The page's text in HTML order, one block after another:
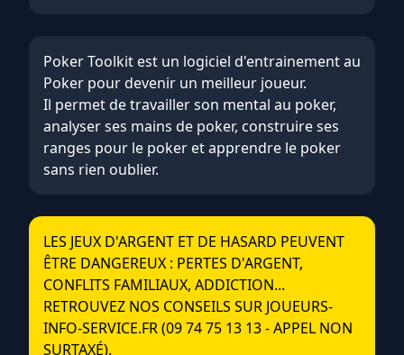
Poker Toolkit est un logiciel d'entrainement au
Poker pour devenir un meilleur joueur.
Il permet de travailler son mental au poker,
analyser ses mains de poker, construire ses
ranges pour le poker etapprendre le poker
sans rien oublier.
LES JEUX D'ARGENT ET DE HASARD PEUVENT
ÊTRE DANGEREUX : PERTES D'ARGENT,
CONFLITS FAMILIAUX, ADDICTION...
RETROUVEZ NOS CONSEILS SUR JOUEURS-
INFO-SERVICE.FR (09 74 75 13 13 - APPEL NON
SURTAXÉ).